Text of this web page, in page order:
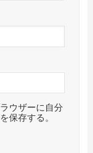
ウザーに自分
保存する。